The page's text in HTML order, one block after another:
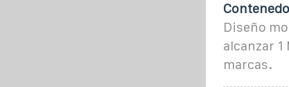
Diseño
alcanzar 1
marcas.